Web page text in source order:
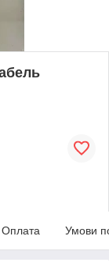
Оплата Умови